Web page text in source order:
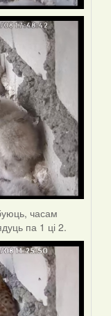
часам
па 1 ці 2.